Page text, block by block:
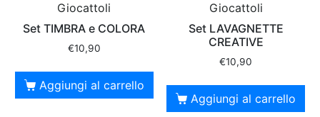
Giocattoli
Set TIMBRA e COLORA
€10,90
Aggiungi al carrello
Giocattoli
Set LAVAGNETTE
CREATIVE
€10,90
Aggiungi al carrello